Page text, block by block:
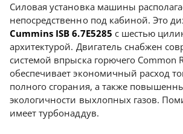
Силовая установка машины
непосредственно под кабиной. Это
Cummins ISB 6.7E5285 с шестью
архитектурой. Двигатель снабжен
системой впрыска горючего Common
обеспечивает экономичный расход
полного сгорания, а также
экологичности выхлопных газов.
имеет турбонаддув.